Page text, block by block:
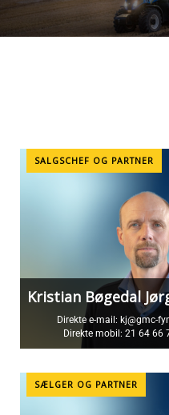
SALGSCHEF OG PARTNER
Direkte e-mail: kj@gmc-
Direkte mobil: 21 64 66
Kristian Bøgedal
SÆLGER OG PARTNER